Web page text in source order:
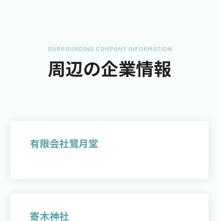
SURROUNDING COMPANY INFORMATION
周辺の企業情報
有限会社鷺月堂
寄木神社